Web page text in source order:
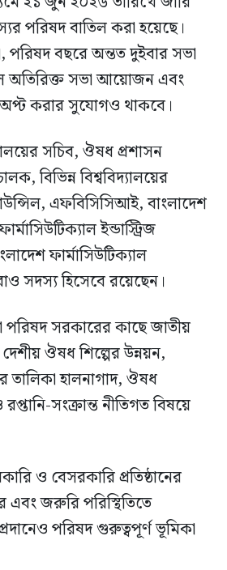
পরিষদ বাতিল করা হয়েছে।
বছরে অন্তত দুইবার সভা
অতিরিক্ত সভা আয়োজন এবং
করার সুযোগও থাকবে।
সচিব, ঔষধ প্রশাসন
বিভিন্ন বিশ্ববিদ্যালয়ের
এফবিসিসিআই, বাংলাদেশ
ইন্ডাস্ট্রিজ
ফার্মাসিউটিক্যাল
সদস্য হিসেবে রয়েছেন।
পরিষদ সরকারের কাছে জাতীয়
ঔষধ শিল্পের উন্নয়ন,
হালনাগাদ, ঔষধ
সংক্রান্ত নীতিগত বিষয়ে
ও বেসরকারি প্রতিষ্ঠানের
এবং জরুরি পরিস্থিতিতে
পরিষদ গুরুত্বপূর্ণ ভূমিকা